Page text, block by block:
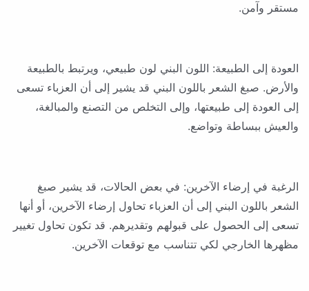
مستقر وآمن.
العودة إلى الطبيعة: اللون البني لون طبيعي، ويرتبط بالطبيعة
والأرض. صبغ الشعر باللون البني قد يشير إلى أن العزباء تسعى
إلى العودة إلى طبيعتها، وإلى التخلص من التصنع والمبالغة،
والعيش ببساطة وتواضع.
الرغبة في إرضاء الآخرين: في بعض الحالات، قد يشير صبغ
الشعر باللون البني إلى أن العزباء تحاول إرضاء الآخرين، أو أنها
تسعى إلى الحصول على قبولهم وتقديرهم. قد تكون تحاول تغيير
مظهرها الخارجي لكي تتناسب مع توقعات الآخرين.